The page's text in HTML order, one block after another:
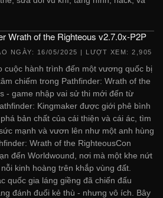
Wrath of the Righteous v2.7.0x-P2P
NGÀY: 16/05/2025 | LƯỢT XEM: 2,905
cuộc hành trình đến một vương quốc bị
chiếm trong Pathfinder: Wrath of the
- game nhập vai sử thi mới đến từ
Kingmaker được giới phê bình
bản chất của cái thiện và cái ác, tìm
mạnh và vươn lên như một anh hùng
Wrath of the RighteousCon
đến Worldwound, nơi mà một khe nứt
kinh hoàng trên khắp vùng đất.
quốc gia láng giềng đã chiến đấu
đánh đuổi kẻ thù - nhưng vô ích. Bây